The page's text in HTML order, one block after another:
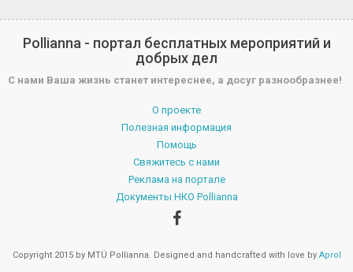
Pollianna - портал бесплатных мероприятий и
добрых дел
С нами Ваша жизнь станет интереснее, а досуг разнообразнее!
О проекте
Полезная информация
Помощь
Свяжитесь с нами
Реклама на портале
Документы НКО Pollianna
Copyright 2015 by MTÜ Pollianna. Designed and handcrafted with love by Aprol